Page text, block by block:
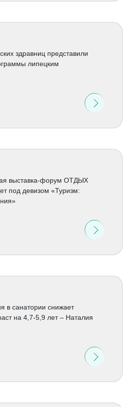
здравниц представили
липецким
выставка-форум ОТДЫХ
под девизом «Туризм:
в санатории снижает
на 4,7-5,9 лет – Наталия